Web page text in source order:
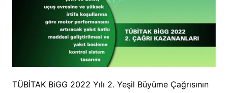
TÜBİTAK BiGG 2022 Yılı 2. Yeşil Büyüme Çağrısının